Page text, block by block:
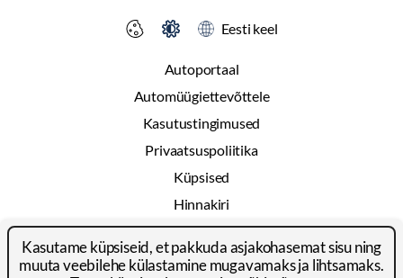
Autoportaal
Automüügiettevõttele
Kasutustingimused
Privaatsuspoliitika
Küpsised
Hinnakiri
Reklaam
Kontakt
Eesti keel
Kasutame küpsiseid, et pakkuda asjakohasemat sisu ning
muuta veebilehe külastamine mugavamaks ja lihtsamaks.